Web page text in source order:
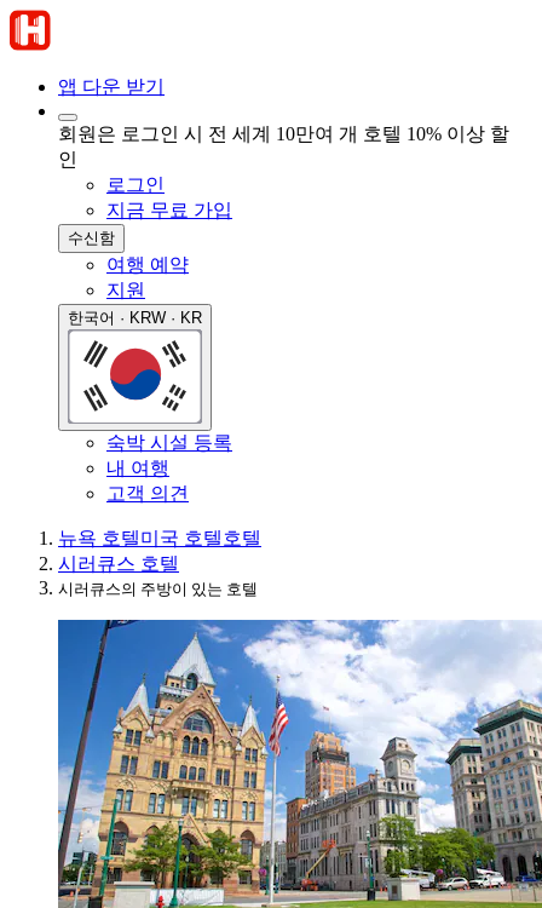
앱 다운 받기
회원은 로그인 시 전 세계 10만여 개 호텔 10% 이상 할
인
로그인
지금 무료 가입
수신함
여행 예약
지원
한국어 · KRW · KR
숙박 시설 등록
내 여행
고객 의견
뉴욕 호텔미국 호텔호텔
시러큐스 호텔
시러큐스의 주방이 있는 호텔